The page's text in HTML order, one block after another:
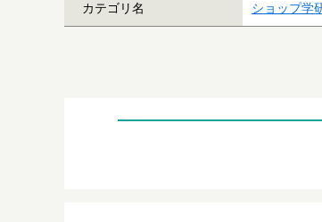
カテゴリ名 ショップ学